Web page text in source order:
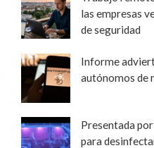
las empresas
de seguridad
Informe
autónomos de
Presentada
para